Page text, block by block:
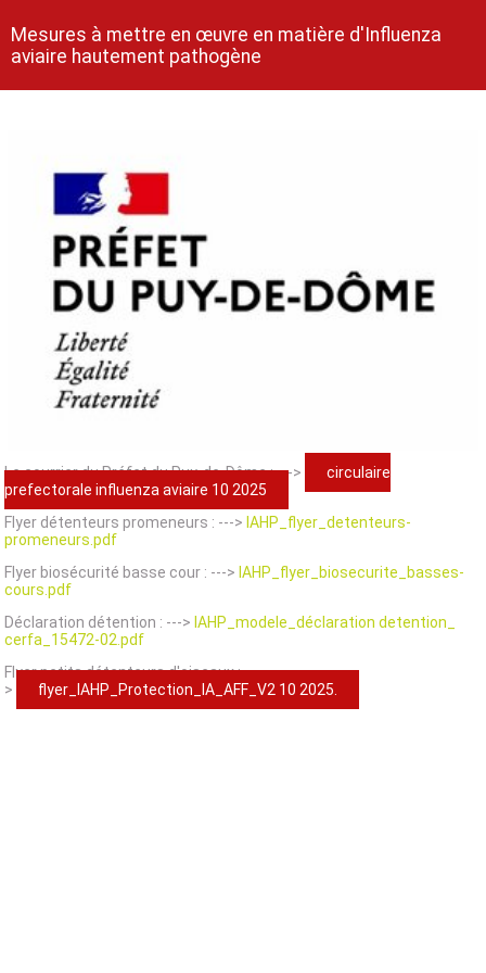
Mesures à mettre en œuvre en matière d'Influenza
aviaire hautement pathogène
Le courrier du Préfet du Puy-de-Dôme : --->
circulaire
prefectorale influenza aviaire 10 2025
Flyer détenteurs promeneurs : ---> IAHP_flyer_detenteurs-
promeneurs.pdf
Flyer biosécurité basse cour : ---> IAHP_flyer_biosecurite_basses-
cours.pdf
Déclaration détention : ---> IAHP_modele_déclaration detention_
cerfa_15472-02.pdf
Flyer petits détenteurs d'oiseaux : ---
>
flyer_IAHP_Protection_IA_AFF_V2 10 2025.